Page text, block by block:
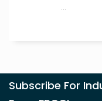
...
Subscribe For